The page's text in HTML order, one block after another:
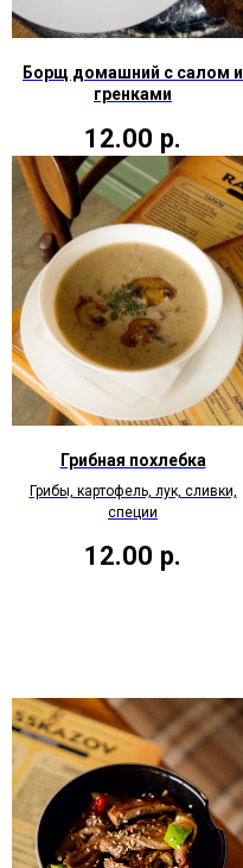
Борщ домашний с салом и
гренками
12.00 р.
Грибная похлебка
Грибы, картофель, лук, сливки,
специи
12.00 р.